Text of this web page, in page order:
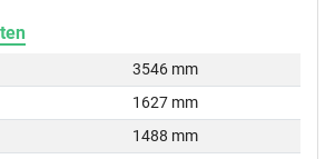
3546 mm
1627 mm
1488 mm